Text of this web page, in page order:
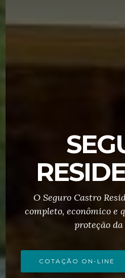
O Seguro Castro
completo, econômico e
proteção da
COTAÇÃO ON-LINE